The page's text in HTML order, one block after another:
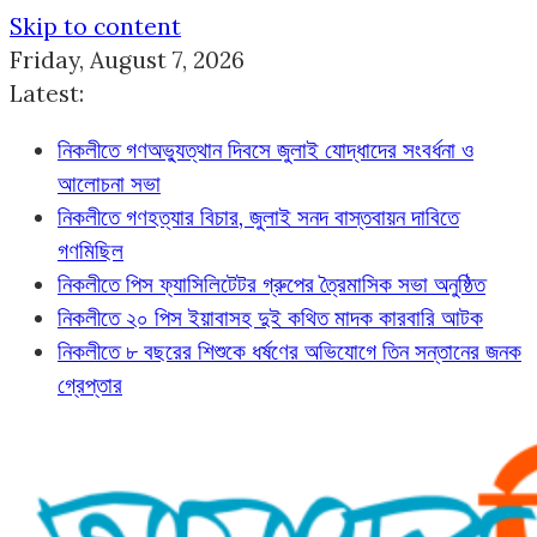
Skip to content
Friday, August 7, 2026
Latest:
নিকলীতে গণঅভ্যুত্থান দিবসে জুলাই যোদ্ধাদের সংবর্ধনা ও
আলোচনা সভা
নিকলীতে গণহত্যার বিচার, জুলাই সনদ বাস্তবায়ন দাবিতে
গণমিছিল
নিকলীতে পিস ফ্যাসিলিটেটর গ্রুপের ত্রৈমাসিক সভা অনুষ্ঠিত
নিকলীতে ২০ পিস ইয়াবাসহ দুই কথিত মাদক কারবারি আটক
নিকলীতে ৮ বছরের শিশুকে ধর্ষণের অভিযোগে তিন সন্তানের জনক
গ্রেপ্তার